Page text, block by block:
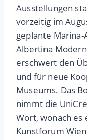
Ausstellungen
vorzeitig im
geplante Marina-
Albertina
erschwert den
und für neue
Museums. Das
nimmt die
Wort, wonach
Kunstforum